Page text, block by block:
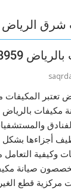
شرق الرياض
0539438959
المكيفات
مكيفات
أجزاءها
وكيفية التعامل
صيانة
قطع الغير